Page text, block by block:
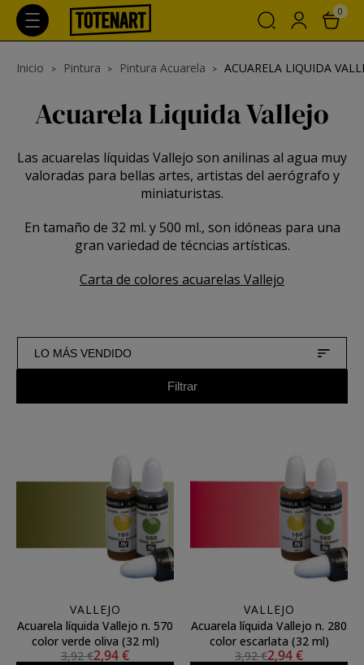
0
Inicio Pintura Pintura Acuarela ACUARELA LIQUIDA
Acuarela Liquida Vallejo
Las acuarelas líquidas Vallejo son anilinas al agua muy
valoradas para bellas artes, artistas del aerógrafo y
miniaturistas.
En tamaño de 32 ml. y 500 ml., son idóneas para una
gran variedad de técncias artísticas.
Carta de colores acuarelas Vallejo
LO MÁS VENDIDO
Filtrar
VALLEJO
Acuarela líquida Vallejo n. 570
color verde oliva (32 ml)
3,92 €2,94 €
VALLEJO
Acuarela líquida Vallejo n. 280
color escarlata (32 ml)
3,92 €2,94 €